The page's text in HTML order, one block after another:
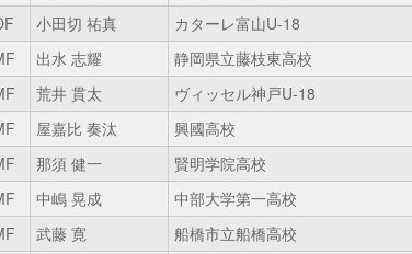
小田切 祐真 カターレ富山U-18
出水 志耀 静岡県立藤枝東高校
荒井 貫太 ヴィッセル神戸U-18
屋嘉比 奏汰 興國高校
那須 健一 賢明学院高校
中嶋 晃成 中部大学第一高校
武藤 寛 船橋市立船橋高校